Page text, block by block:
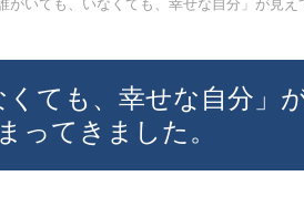
がいても、いなくても、幸せな自分」が見え
ても、幸せな自分」
ってきました。